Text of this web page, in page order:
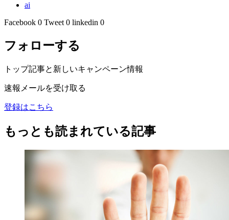
ai
Facebook 0 Tweet 0 linkedin 0
フォローする
トップ記事と新しいキャンペーン情報
速報メールを受け取る
登録はこちら
もっとも読まれている記事